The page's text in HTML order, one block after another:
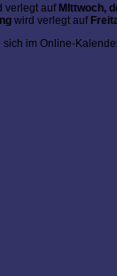
verlegt auf MIttwoch,
wird verlegt auf
im Online-